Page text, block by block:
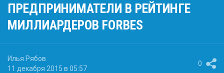
ПРЕДПРИНИМАТЕЛИ В РЕЙТИНГЕ
МИЛЛИАРДЕРОВ FORBES
Илья Рябов
11 декабря 2015 в 05:57
0